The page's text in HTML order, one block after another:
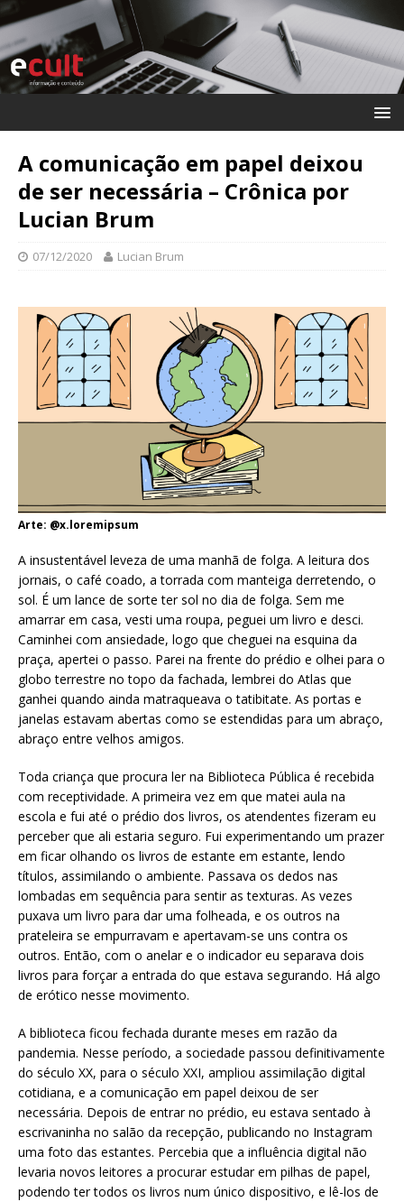
A comunicação em papel deixou
de ser necessária – Crônica por
Lucian Brum
07/12/2020 Lucian Brum
Arte: @x.loremipsum
A insustentável leveza de uma manhã de folga. A leitura dos
jornais, o café coado, a torrada com manteiga derretendo, o
sol. É um lance de sorte ter sol no dia de folga. Sem me
amarrar em casa, vesti uma roupa, peguei um livro e desci.
Caminhei com ansiedade, logo que cheguei na esquina da
praça, apertei o passo. Parei na frente do prédio e olhei para o
globo terrestre no topo da fachada, lembrei do Atlas que
ganhei quando ainda matraqueava o tatibitate. As portas e
janelas estavam abertas como se estendidas para um abraço,
abraço entre velhos amigos.
Toda criança que procura ler na Biblioteca Pública é recebida
com receptividade. A primeira vez em que matei aula na
escola e fui até o prédio dos livros, os atendentes fizeram eu
perceber que ali estaria seguro. Fui experimentando um prazer
em ficar olhando os livros de estante em estante, lendo
títulos, assimilando o ambiente. Passava os dedos nas
lombadas em sequência para sentir as texturas. As vezes
puxava um livro para dar uma folheada, e os outros na
prateleira se empurravam e apertavam-se uns contra os
outros. Então, com o anelar e o indicador eu separava dois
livros para forçar a entrada do que estava segurando. Há algo
de erótico nesse movimento.
A biblioteca ficou fechada durante meses em razão da
pandemia. Nesse período, a sociedade passou definitivamente
do século XX, para o século XXI, ampliou assimilação digital
cotidiana, e a comunicação em papel deixou de ser
necessária. Depois de entrar no prédio, eu estava sentado à
escrivaninha no salão da recepção, publicando no Instagram
uma foto das estantes. Percebia que a influência digital não
levaria novos leitores a procurar estudar em pilhas de papel,
podendo ter todos os livros num único dispositivo, e lê-los de